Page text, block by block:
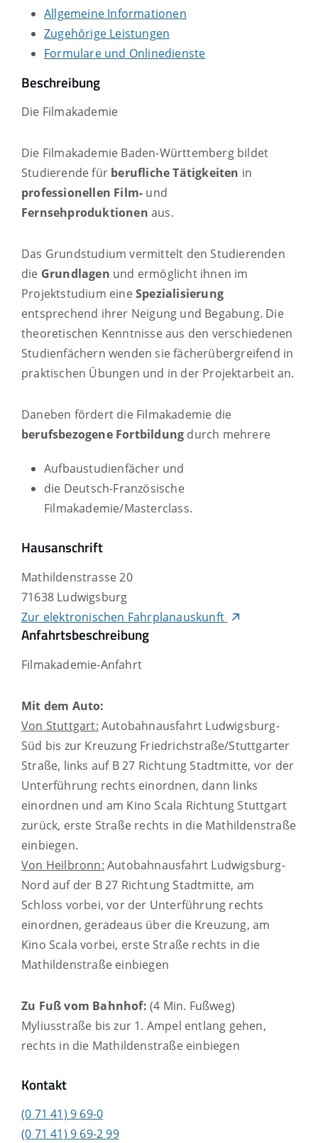
Allgemeine Informationen
Zugehörige Leistungen
Formulare und Onlinedienste
Beschreibung
Die Filmakademie
Die Filmakademie Baden-Württemberg bildet
Studierende für berufliche Tätigkeiten in
professionellen Film- und
Fernsehproduktionen aus.
Das Grundstudium vermittelt den Studierenden
die Grundlagen und ermöglicht ihnen im
Projektstudium eineSpezialisierung
entsprechend ihrer Neigung und Begabung. Die
theoretischen Kenntnisse aus den verschiedenen
Studienfächern wenden sie fächerübergreifend in
praktischen Übungen und in der Projektarbeit an.
Daneben fördert die Filmakademie die
berufsbezogene Fortbildung durch mehrere
Aufbaustudienfächer und
die Deutsch-Französische
Filmakademie/Masterclass.
Hausanschrift
Mathildenstrasse 20
71638 Ludwigsburg
Zur elektronischen Fahrplanauskunft
Anfahrtsbeschreibung
Filmakademie-Anfahrt
Mit dem Auto:
Von Stuttgart: Autobahnausfahrt Ludwigsburg-
Süd bis zur Kreuzung Friedrichstraße/Stuttgarter
Straße, links auf B 27 Richtung Stadtmitte, vor der
Unterführung rechts einordnen, dann links
einordnen und am Kino Scala Richtung Stuttgart
zurück, erste Straße rechts in die Mathildenstraße
einbiegen.
Von Heilbronn: Autobahnausfahrt Ludwigsburg-
Nord auf der B 27 Richtung Stadtmitte, am
Schloss vorbei, vor der Unterführung rechts
einordnen, geradeaus über die Kreuzung, am
Kino Scala vorbei, erste Straße rechts in die
Mathildenstraße einbiegen
Zu Fuß vom Bahnhof: (4 Min. Fußweg)
Myliusstraße bis zur 1. Ampel entlang gehen,
rechts in die Mathildenstraße einbiegen
Kontakt
(0 71 41) 9 69-0
(0 71 41) 9 69-2 99